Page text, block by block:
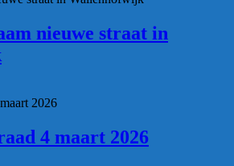
nieuwe straat in
4 maart 2026